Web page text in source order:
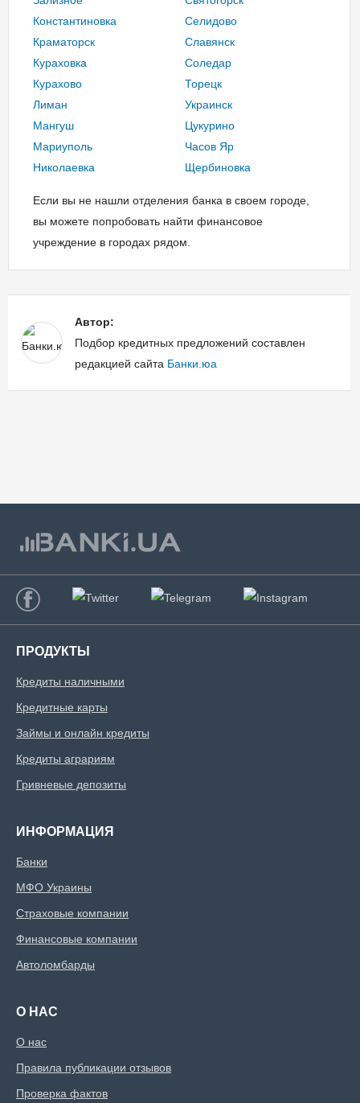
Константиновка
Краматорск
Кураховка
Курахово
Лиман
Мангуш
Мариуполь
Николаевка
Селидово
Славянск
Соледар
Торецк
Украинск
Цукурино
Часов Яр
Щербиновка
Если вы не нашли отделения банка в своем городе,
вы можете попробовать найти финансовое
учреждение в городах рядом.
Автор:
Подбор кредитных предложений составлен
редакцией сайта Банки.юа
ПРОДУКТЫ
Кредиты наличными
Кредитные карты
Займы и онлайн кредиты
Кредиты аграриям
Гривневые депозиты
ИНФОРМАЦИЯ
Банки
МФО Украины
Страховые компании
Финансовые компании
Автоломбарды
О НАС
О нас
Правила публикации отзывов
Проверка фактов